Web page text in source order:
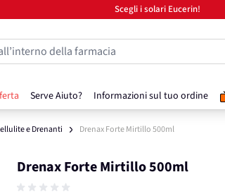
Scegli i solari Eucerin!
Serve Aiuto? Informazioni sul tuo ordine
della farmacia
e Drenanti Drenax Forte Mirtillo 500ml
Drenax Forte Mirtillo 500ml